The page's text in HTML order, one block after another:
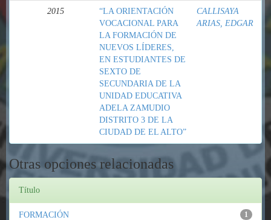
2015
“LA ORIENTACIÓN
VOCACIONAL PARA
LA FORMACIÓN DE
NUEVOS LÍDERES,
EN ESTUDIANTES DE
SEXTO DE
SECUNDARIA DE LA
UNIDAD EDUCATIVA
ADELA ZAMUDIO
DISTRITO 3 DE LA
CIUDAD DE EL ALTO”
CALLISAYA
ARIAS, EDGAR
Otras opciones relacionadas
Título
1
FORMACIÓN